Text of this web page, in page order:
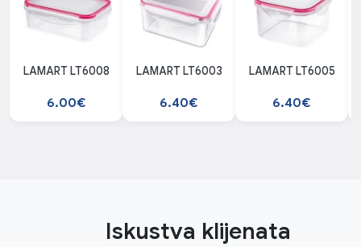
LAMART LT6008
6.00€
LAMART LT6003
6.40€
LAMART LT6005
6.40€
Iskustva klijenata